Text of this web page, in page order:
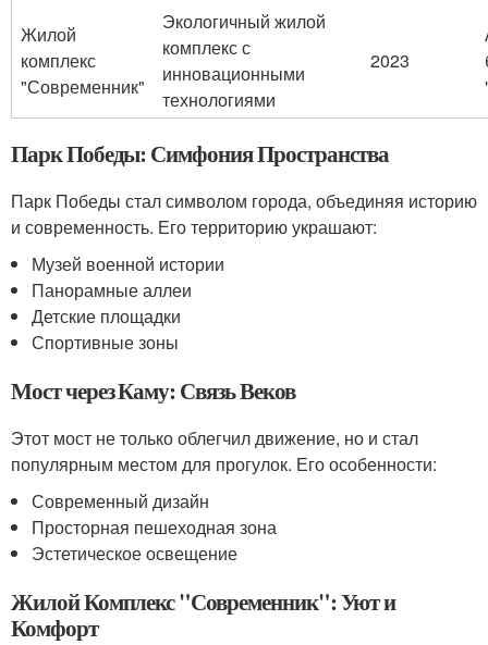
Жилой
комплекс
"Современник"
Экологичный жилой
комплекс с
инновационными
технологиями
2023
Парк Победы: Симфония Пространства
Парк Победы стал символом города, объединяя историю
и современность. Его территорию украшают:
Музей военной истории
Панорамные аллеи
Детские площадки
Спортивные зоны
Мост через Каму: Связь Веков
Этот мост не только облегчил движение, но и стал
популярным местом для прогулок. Его особенности:
Современный дизайн
Просторная пешеходная зона
Эстетическое освещение
Жилой Комплекс "Современник": Уют и
Комфорт